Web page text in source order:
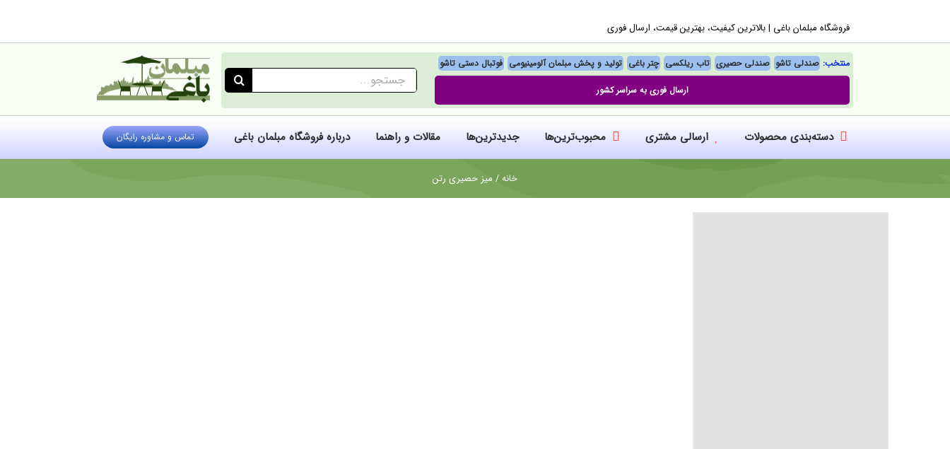
فروشگاه مبلمان باغی |‌ بالاترین کیفیت، بهترین قیمت، ارسال فوری
منتخب: صندلی تاشو صندلی حصیری تاب ریلکسی چتر باغی تولید و پخش مبلمان آلومینیومی فوتبال‌ دستی تاشو
ارسال فوری به سراسر کشور
جستجو
برای:
دسته‌بندی محصولات ارسالی مشتری محبوب‌ترین‌ها جدیدترین‌ها مقالات و راهنما درباره فروشگاه مبلمان باغی تماس و مشاوره رایگان
خانه/ میز حصیری رتن